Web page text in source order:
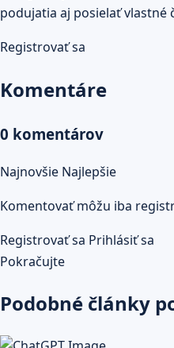
podujatia aj posielať vlastné
Registrovať sa
Komentáre
0 komentárov
Najnovšie Najlepšie
Komentovať môžu iba
Registrovať sa Prihlásiť sa
Pokračujte
Podobné články